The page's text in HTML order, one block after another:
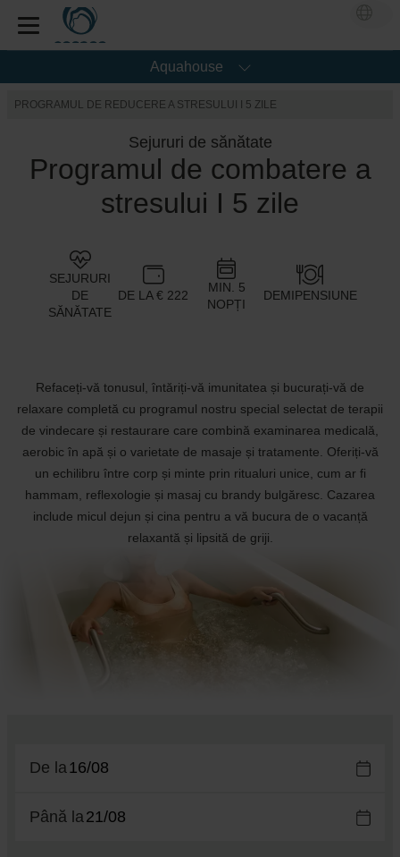
Aquahouse
PROGRAMUL DE REDUCERE A STRESULUI I 5 ZILE
Sejururi de sănătate
Programul de combatere a
stresului I 5 zile
SEJURURI
DE
SĂNĂTATE
DE LA € 222
MIN. 5
NOPȚI
DEMIPENSIUNE
Refaceți-vă tonusul, întăriți-vă imunitatea și bucurați-vă de
relaxare completă cu programul nostru special selectat de terapii
de vindecare și restaurare care combină examinarea medicală,
aerobic în apă și o varietate de masaje și tratamente. Oferiți-vă
un echilibru între corp și minte prin ritualuri unice, cum ar fi
hammam, reflexologie și masaj cu brandy bulgăresc. Cazarea
include micul dejun și cina pentru a vă bucura de o vacanță
relaxantă și lipsită de griji.
De la
Până la